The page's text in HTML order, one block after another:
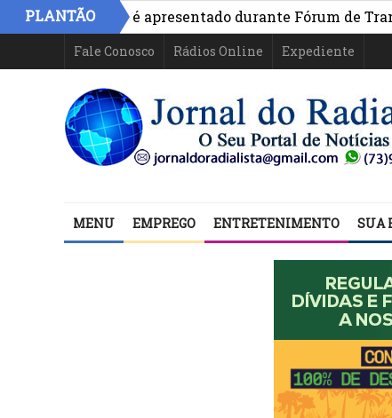
PLANTÃO
na Bahia é apresentado durante Fórum de
Fale Conosco Rádios Online Expediente
MENU EMPREGO ENTRETENIMENTO SUA